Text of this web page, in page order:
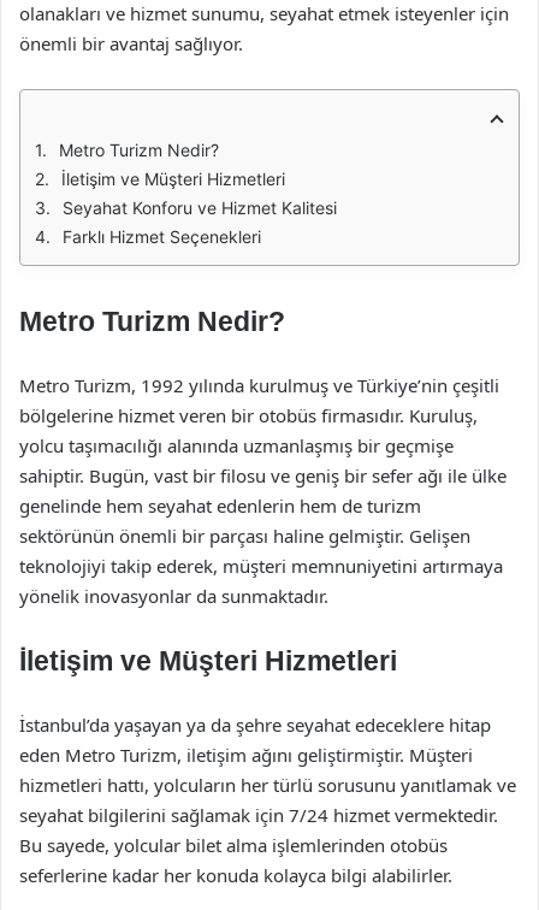
olanakları ve hizmet sunumu, seyahat etmek isteyenler için
önemli bir avantaj sağlıyor.
Metro Turizm Nedir?
İletişim ve Müşteri Hizmetleri
Seyahat Konforu ve Hizmet Kalitesi
Farklı Hizmet Seçenekleri
Metro Turizm Nedir?
Metro Turizm, 1992 yılında kurulmuş ve Türkiye’nin çeşitli
bölgelerine hizmet veren bir otobüs firmasıdır. Kuruluş,
yolcu taşımacılığı alanında uzmanlaşmış bir geçmişe
sahiptir. Bugün, vast bir filosu ve geniş bir sefer ağı ile ülke
genelinde hem seyahat edenlerin hem de turizm
sektörünün önemli bir parçası haline gelmiştir. Gelişen
teknolojiyi takip ederek, müşteri memnuniyetini artırmaya
yönelik inovasyonlar da sunmaktadır.
İletişim ve Müşteri Hizmetleri
İstanbul’da yaşayan ya da şehre seyahat edeceklere hitap
eden Metro Turizm, iletişim ağını geliştirmiştir. Müşteri
hizmetleri hattı, yolcuların her türlü sorusunu yanıtlamak ve
seyahat bilgilerini sağlamak için 7/24 hizmet vermektedir.
Bu sayede, yolcular bilet alma işlemlerinden otobüs
seferlerine kadar her konuda kolayca bilgi alabilirler.